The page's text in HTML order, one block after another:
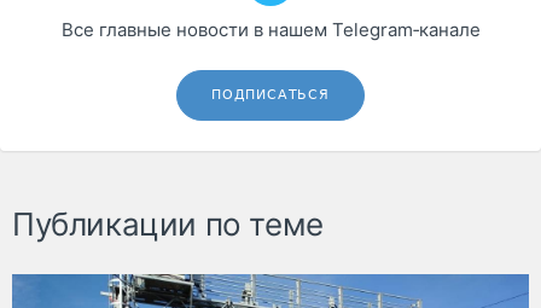
Все главные новости в нашем Telegram‑канале
ПОДПИСАТЬСЯ
Публикации по теме